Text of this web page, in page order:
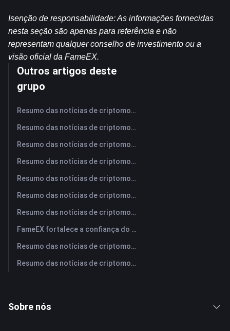
Isenção de responsabilidade: As informações fornecidas
nesta seção são apenas para referência e não
representam qualquer conselho de investimento ou a
visão oficial da FameEX.
Outros artigos deste
grupo
Resumo das notícias de criptomoedas da FameEX hoje | 6 de agosto de 2026
Resumo das notícias de criptomoedas da FameEX hoje | 5 de agosto de 2026
Resumo das notícias de criptomoedas da FameEX hoje | 4 de agosto de 2026
Resumo das notícias de criptomoedas da FameEX hoje | 3 de agosto de 2026
Resumo das notícias de criptomoedas da FameEX hoje | 31 de julho de 2026
Resumo das notícias de criptomoedas da FameEX hoje | 30 de julho de 2026
Resumo das notícias de criptomoedas da FameEX hoje | 29 de julho de 2026
FameEX fortalece a confiança do usuário por meio de oito anos de operações estáveis ​​e crescimento global
Resumo das notícias de criptomoedas da FameEX hoje | 28 de julho de 2026
Resumo das notícias de criptomoedas da FameEX hoje | 27 de julho de 2026
Sobre nós